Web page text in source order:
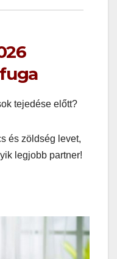
tejedése előtt?
és zöldség levet,
legjobb partner!